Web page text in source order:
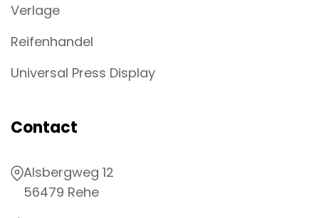
Verlage
Reifenhandel
Universal Press Display
Contact
Alsbergweg 12
56479 Rehe